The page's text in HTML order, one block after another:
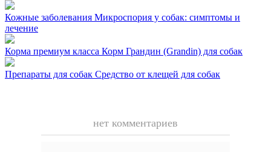
Кожные заболевания Микроспория у собак: симптомы и
лечение
Корма премиум класса Корм Грандин (Grandin) для собак
Препараты для собак Средство от клещей для собак
нет комментариев